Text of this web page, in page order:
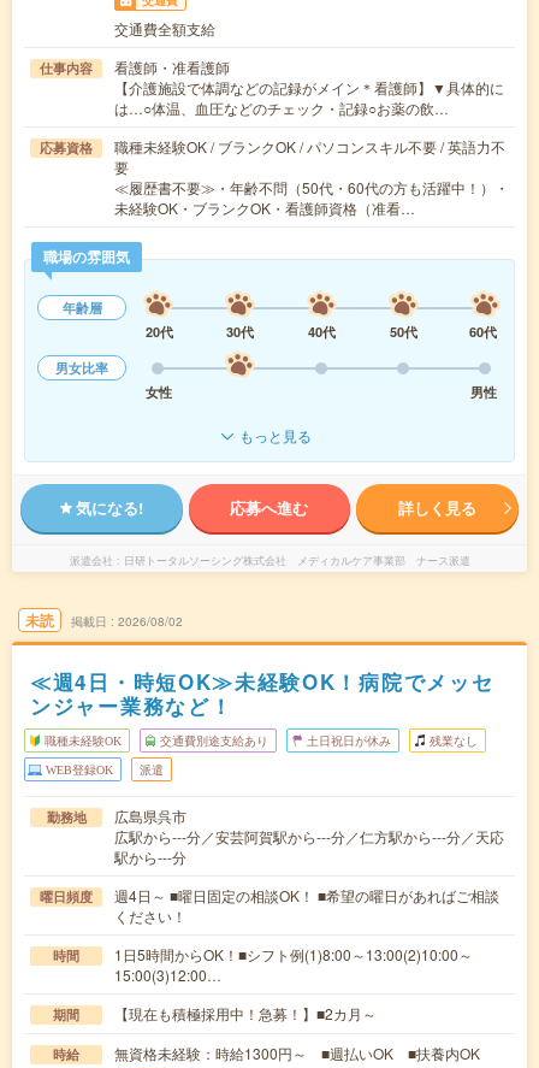
交通費全額支給
仕事内容
看護師・准看護師
【介護施設で体調などの記録がメイン＊看護師】▼具体的に
は…○体温、血圧などのチェック・記録○お薬の飲…
応募資格
職種未経験OK / ブランクOK / パソコンスキル不要 / 英語力不
要
≪履歴書不要≫・年齢不問（50代・60代の方も活躍中！）・
未経験OK・ブランクOK・看護師資格（准看…
職場の雰囲気
年齢層
20代
30代 40代 50代
60代
男女比率
女性
男性
もっと見る
気になる! 応募へ進む 詳しく見る
派遣会社 日研トータルソーシング株式会社 メディカルケア事業部 ナース派遣
未読 掲載日 2026/08/02
≪週4日・時短OK≫未経験OK！病院でメッセ
ンジャー業務など！
職種未経験OK 交通費別途支給あり 土日祝日が休み 残業なし
WEB登録OK 派遣
勤務地
広島県呉市
広駅から---分／安芸阿賀駅から---分／仁方駅から---分／天応
駅から---分
曜日頻度
週4日～ ■曜日固定の相談OK！ ■希望の曜日があればご相談
ください！
時間
1日5時間からOK！■シフト例(1)8:00～13:00(2)10:00～
15:00(3)12:00…
期間 【現在も積極採用中！急募！】■2カ月～
時給 無資格未経験：時給1300円～ ■週払いOK ■扶養内OK